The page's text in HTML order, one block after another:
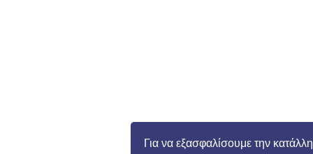
Για να εξασφαλίσουμε την